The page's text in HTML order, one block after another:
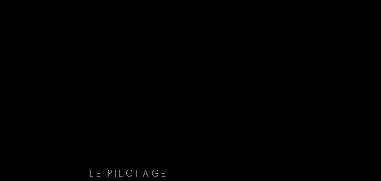
LE PILOTAGE